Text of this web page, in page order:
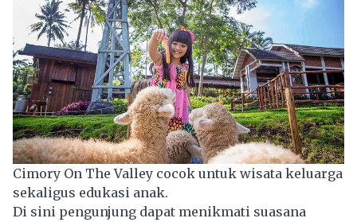
Cimory On The Valley cocok untuk wisata keluarga
sekaligus edukasi anak.
Di sini pengunjung dapat menikmati suasana